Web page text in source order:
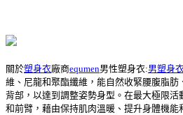
關於塑身衣廠商equmen男性塑身衣:男塑身
維、尼龍和聚酯纖維，能自然收緊腰腹脂肪
背部，以達到調整姿勢身型。在最大極限
和前臂，藉由保持肌肉溫暖、提升身體機能